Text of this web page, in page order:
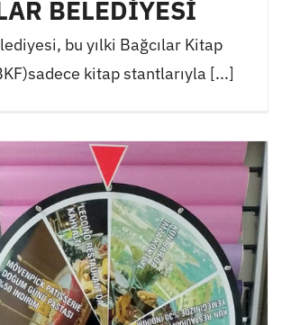
BELEDİYESİ
bu yılki Bağcılar Kitap
kitap stantlarıyla [...]